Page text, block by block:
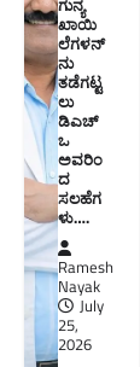
ಖಾಯಿ
ಲೆಗಳನ್
ನು
ತಡೆಗಟ್ಟ
ಲು
ಡಿಎಚ್‌
ಒ
ಅವರಿಂ
ದ
ಸಲಹೆಗ
ಳು….
Ramesh
Nayak
July
25,
2026